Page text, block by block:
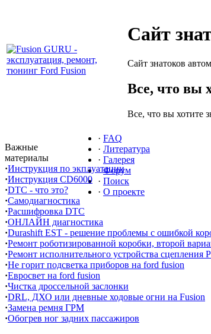
Сайт
Сайт знатоков
Все, что вы
Все, что вы хотите
· FAQ
· Литература
· Галерея
· Форум
· Поиск
· О проекте
Важные
материалы
·Инструкция по экплуатации
·Инструкция CD6000
·DTC - что это?
·Самодиагностика
·Расшифровка DTC
·ОНЛАЙН диагностика
·Durashift EST - решение проблемы с ошибкой
·Ремонт роботизированной коробки, второй
·Ремонт исполнительного устройства
·Не горит подсветка приборов на ford fusion
·Евросвет на ford fusion
·Чистка дроссельной заслонки
·DRL, ДХО или дневные ходовые огни на Fusion
·Замена ремня ГРМ
·Обогрев ног задних пассажиров